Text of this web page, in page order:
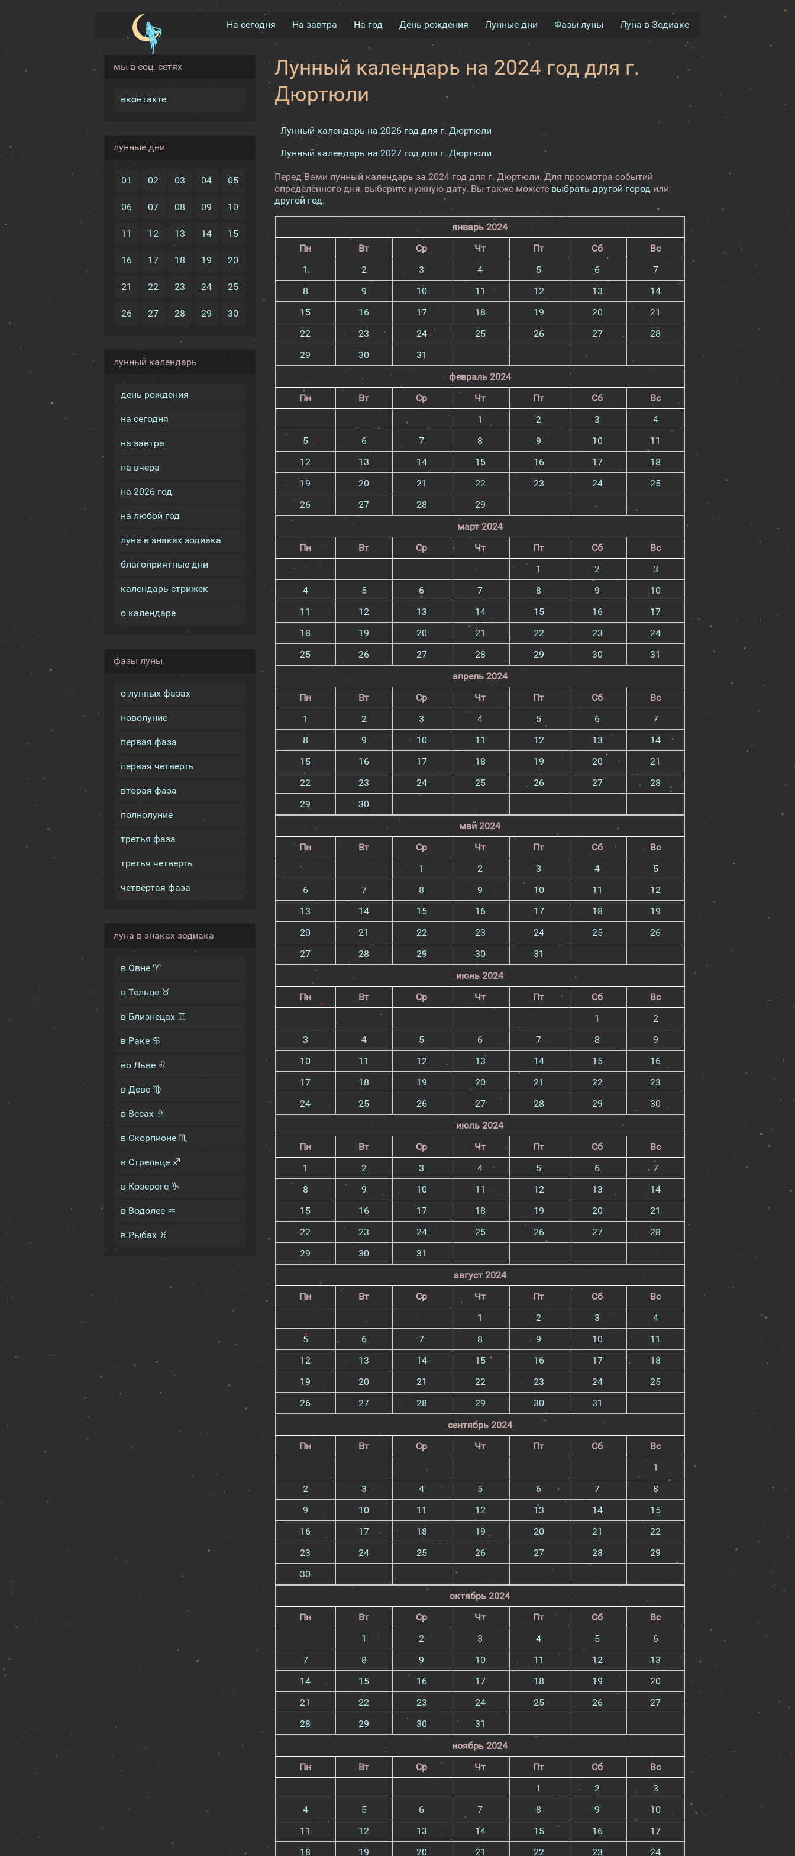
На сегодня На завтра На год День рождения Лунные дни Фазы луны Луна в Зодиаке
мы в соц. сетях
вконтакте
лунные дни
01 02 03 04 05
06 07 08 09 10
11 12 13 14 15
16 17 18 19 20
21 22 23 24 25
26 27 28 29 30
лунный календарь
день рождения
на сегодня
на завтра
на вчера
на 2026 год
на любой год
луна в знаках зодиака
благоприятные дни
календарь стрижек
о календаре
фазы луны
о лунных фазах
новолуние
первая фаза
первая четверть
вторая фаза
полнолуние
третья фаза
третья четверть
четвёртая фаза
луна в знаках зодиака
в Овне ♈
в Тельце ♉
в Близнецах ♊
в Раке ♋
во Льве ♌
в Деве ♍
в Весах ♎
в Скорпионе ♏
в Стрельце ♐
в Козероге ♑
в Водолее ♒
в Рыбах ♓
Лунный календарь на 2024 год для г.
Дюртюли
Лунный календарь на 2026 год для г. Дюртюли
Лунный календарь на 2027 год для г. Дюртюли
Перед Вами лунный календарь за 2024 год для г. Дюртюли. Для просмотра событий
определённого дня, выберите нужную дату. Вы также можете выбрать другой город или
другой год.
январь 2024
Пн
Вт Ср Чт Пт Сб
Вс
1
2 3 4 5 6
7
8
9 10 11 12 13
14
15
16 17 18 19 20
21
22
23 24 25 26 27
28
29
30
31
февраль 2024
Пн
Вт Ср Чт Пт Сб
Вс
1
2 3
4
5
6 7 8 9 10
11
12
13 14 15 16 17
18
19
20 21 22 23 24
25
26
27 28
29
март 2024
Пн
Вт Ср Чт Пт Сб
Вс
1
2
3
4
5 6 7 8 9
10
11
12 13 14 15 16
17
18
19 20 21 22 23
24
25
26 27 28 29 30
31
апрель 2024
Пн
Вт Ср Чт Пт Сб
Вс
1
2 3 4 5 6
7
8
9 10 11 12 13
14
15
16 17 18 19 20
21
22
23 24 25 26 27
28
29
30
май 2024
Пн
Вт Ср Чт Пт Сб
Вс
1
2 3 4
5
6
7 8 9 10 11
12
13
14 15 16 17 18
19
20
21 22 23 24 25
26
27
28 29 30
31
июнь 2024
Пн
Вт Ср Чт Пт Сб
Вс
1
2
3
4 5 6 7 8
9
10
11 12 13 14 15
16
17
18 19 20 21 22
23
24
25 26 27 28 29
30
июль 2024
Пн
Вт Ср Чт Пт Сб
Вс
1
2 3 4 5 6
7
8
9 10 11 12 13
14
15
16 17 18 19 20
21
22
23 24 25 26 27
28
29
30
31
август 2024
Пн
Вт Ср Чт Пт Сб
Вс
1
2 3
4
5
6 7 8 9 10
11
12
13 14 15 16 17
18
19
20 21 22 23 24
25
26
27 28 29 30
31
сентябрь 2024
Пн
Вт Ср Чт Пт Сб
Вс
1
2
3 4 5 6 7
8
9
10 11 12 13 14
15
16
17 18 19 20 21
22
23
24 25 26 27 28
29
30
октябрь 2024
Пн
Вт Ср Чт Пт Сб
Вс
1
2 3 4 5
6
7
8 9 10 11 12
13
14
15 16 17 18 19
20
21
22 23 24 25 26
27
28
29 30
31
ноябрь 2024
Пн
Вт Ср Чт Пт Сб
Вс
1
2
3
4
5 6 7 8 9
10
11
12 13 14 15 16
17
18
19 20 21 22 23 24